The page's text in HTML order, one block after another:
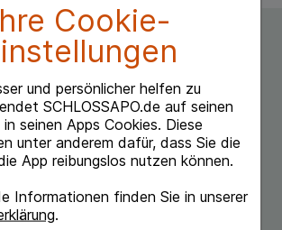
Cookie-
und persönlicher helfen zu
SCHLOSSAPO.de auf seinen
seinen Apps Cookies. Diese
unter anderem dafür, dass Sie die
App reibungslos nutzen können.
Informationen finden Sie in unserer
.
Schlossapo.de ist registriert beim
Deutschen Institut für Medizinische
Dokumentation und Information.